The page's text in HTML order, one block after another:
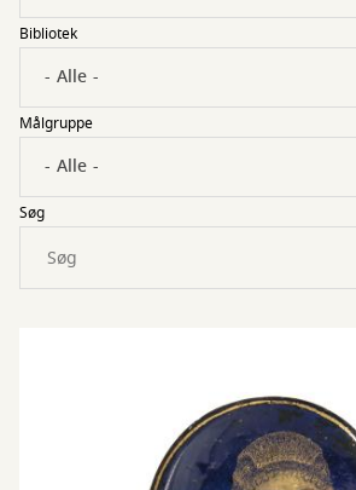
Bibliotek
Målgruppe
Søg